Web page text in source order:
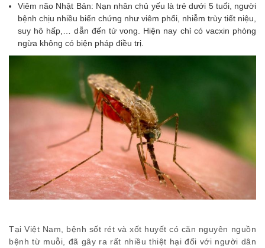
Viêm não Nhật Bản: Nạn nhân chủ yếu là trẻ dưới 5 tuổi, người
bệnh chịu nhiều biến chứng như viêm phổi, nhiễm trùy tiết niệu,
suy hô hấp,… dẫn đến tử vong. Hiện nay chỉ có vacxin phòng
ngừa không có biện pháp điều trị.
Tại Việt Nam, bệnh sốt rét và xốt huyết có căn nguyên nguồn
bệnh từ muỗi, đã gây ra rất nhiều thiệt hại đối với người dân